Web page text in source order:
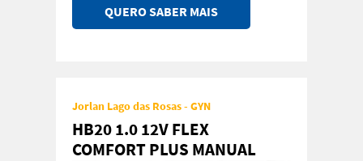
QUERO SABER MAIS
Jorlan Lago das Rosas - GYN
HB20 1.0 12V FLEX
COMFORT PLUS MANUAL